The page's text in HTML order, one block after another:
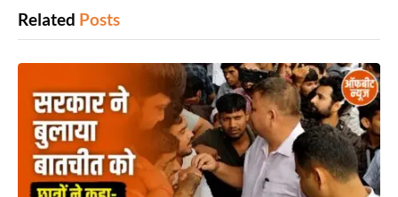
Related Posts